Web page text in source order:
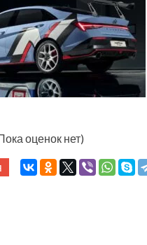
оценок нет)